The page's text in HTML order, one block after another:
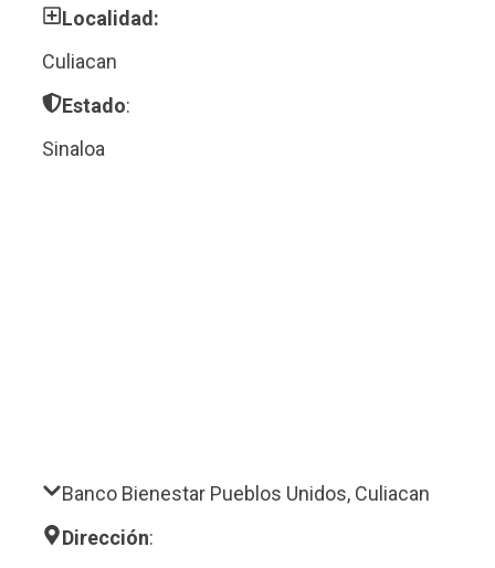
Localidad:
Culiacan
Estado:
Sinaloa
Banco Bienestar Pueblos Unidos, Culiacan
Dirección: